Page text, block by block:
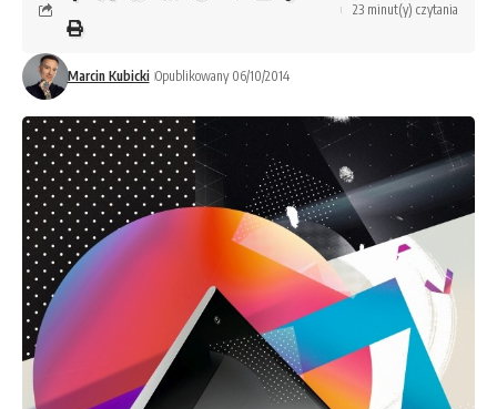
Marcin Kubicki Opublikowany 06/10/2014
23 minut(y) czytania